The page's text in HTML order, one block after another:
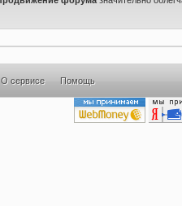
О сервисе Помощь